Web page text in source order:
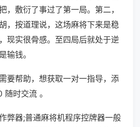
，敷衍了事过了第一局。第二，
，按道理说，这场麻将下来是稳
现实很骨感。至四局后就处于逆
输钱。
要帮助，想获取一对一指导，添
时交流 。
弊器;普通麻将机程序控牌器一般